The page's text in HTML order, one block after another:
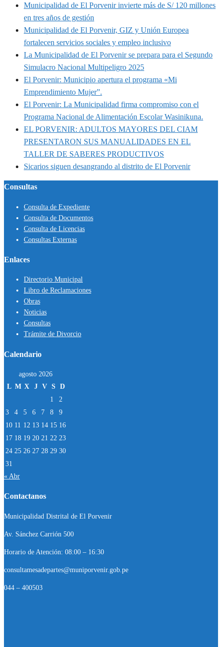
Municipalidad de El Porvenir invierte más de S/ 120 millones
en tres años de gestión
Municipalidad de El Porvenir, GIZ y Unión Europea
fortalecen servicios sociales y empleo inclusivo
La Municipalidad de El Porvenir se prepara para el Segundo
Simulacro Nacional Multipeligro 2025
El Porvenir: Municipio apertura el programa «Mi
Emprendimiento Mujer”.
El Porvenir: La Municipalidad firma compromiso con el
Programa Nacional de Alimentación Escolar Wasinikuna.
EL PORVENIR: ADULTOS MAYORES DEL CIAM
PRESENTARON SUS MANUALIDADES EN EL
TALLER DE SABERES PRODUCTIVOS
Sicarios siguen desangrando al distrito de El Porvenir
Consultas
Consulta de Expediente
Consulta de Documentos
Consulta de Licencias
Consultas Externas
Enlaces
Directorio Municipal
Libro de Reclamaciones
Obras
Noticias
Consultas
Trámite de Divorcio
Calendario
agosto 2026
L M X J V S D
1
2
3
4 5 6 7 8
9
10 11 12 13 14 15 16
17 18 19 20 21 22 23
24 25 26 27 28 29 30
31
« Abr
Contactanos
Municipalidad Distrital de El Porvenir
Av. Sánchez Carrión 500
Horario de Atención: 08:00 – 16:30
consultamesadepartes@muniporvenir.gob.pe
044 – 400503